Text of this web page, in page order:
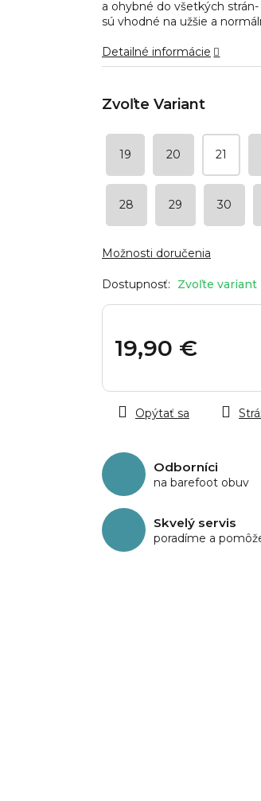
Zvoľte variant
19 20 21
28 29 30
Možnosti doručenia
19,90 €
cena:
Odborníci
na barefoot obuv
Skvelý servis
poradíme a
a ohybné do všetkých
sú vhodné na užšie a
Detailné informácie
Opýtať sa
hviezdičiek.